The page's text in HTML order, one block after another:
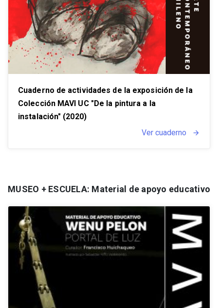
Cuaderno de actividades de la exposición de la
Colección MAVI UC "De la pintura a la
instalación" (2020)
Ver cuaderno
arrow_forward
MUSEO + ESCUELA: Material de apoyo educativo